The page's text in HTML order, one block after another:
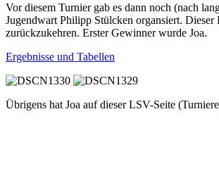
Vor diesem Turnier gab es dann noch (nach
Jugendwart Philipp Stülcken organsiert.
zurückzukehren. Erster Gewinner wurde Joa.
Ergebnisse und Tabellen
Übrigens hat Joa auf dieser LSV-Seite